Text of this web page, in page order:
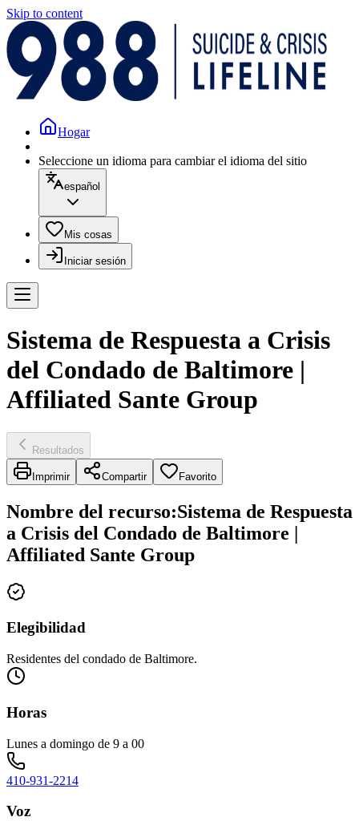
Skip to content
Hogar
Seleccione un idioma para cambiar el idioma del sitio
español
Mis cosas
Iniciar sesión
Sistema de Respuesta a Crisis
del Condado de Baltimore |
Affiliated Sante Group
Resultados
Imprimir Compartir Favorito
Nombre del recurso:Sistema de Respuesta
a Crisis del Condado de Baltimore |
Affiliated Sante Group
Elegibilidad
Residentes del condado de Baltimore.
Horas
Lunes a domingo de 9 a 00
410-931-2214
Voz